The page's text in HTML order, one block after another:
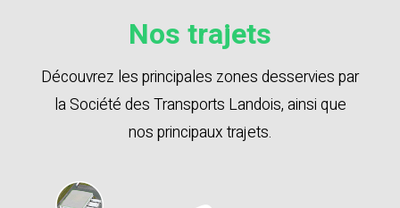
Nos trajets
Découvrez les principales zones desservies par
la Société des Transports Landois, ainsi que
nos principaux trajets.